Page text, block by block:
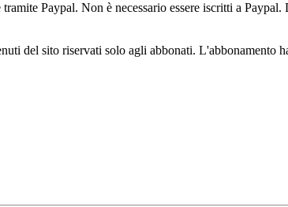
Paypal. Non è necessario essere iscritti a
del sito riservati solo agli abbonati. L'abbonamento